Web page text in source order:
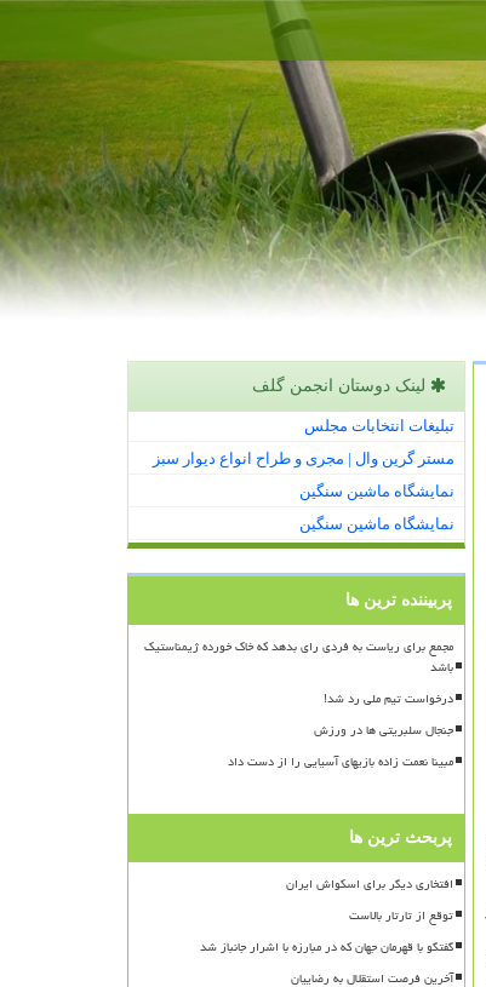
لینک دوستان انجمن گلف
تبلیغات انتخابات مجلس
مستر گرین وال | مجری و طراح انواع دیوار سبز
نمایشگاه ماشین سنگین
نمایشگاه ماشین سنگین
پربیننده ترین ها
مجمع برای ریاست به فردی رای بدهد که خاک خورده ژیمناستیک
باشد
درخواست تیم ملی رد شد!
جنجال سلبریتی ها در ورزش
مبینا نعمت زاده بازیهای آسیایی را از دست داد
پربحث ترین ها
افتخاری دیگر برای اسکواش ایران
توقع از تارتار بالاست
گفتگو با قهرمان جهان که در مبارزه با اشرار جانباز شد
آخرین فرصت استقلال به رضاییان